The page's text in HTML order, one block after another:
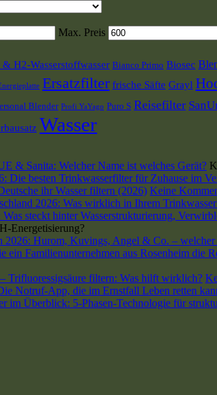
Max. Preis
H2-Wasserstoffwasser Bianco Primo Biosec
Ersatzfilter frische Säfte Grayl
Blender Profi YaYago Puro S Reisefilter
Wasser
& Sanita: Welcher Name ist welches Gerät?
Die besten Trinkwasserfilter für Zuhause im
ihr Wasser filtern (2026) Keine
2026: Was wirklich in Ihrem
Was steckt hinter Wasserstrukturierung,
Energetisierung?
2026: Hurom, Kuvings, Angel & Co. – welcher
ein Familienunternehmen aus Rosenheim die
Trifluoressigsäure filtern: Was hilft wirklich?
Notruf-App, die im Ernstfall Leben retten
im Überblick: 5-Phasen-Technologie für